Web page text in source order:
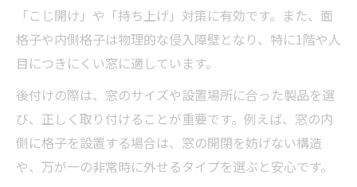
「こじ開け」や「持ち上げ」対策に有効です。また、面
格子や内側格子は物理的な侵入障壁となり、特に1階や人
目につきにくい窓に適しています。
後付けの際は、窓のサイズや設置場所に合った製品を選
び、正しく取り付けることが重要です。例えば、窓の内
側に格子を設置する場合は、窓の開閉を妨げない構造
や、万が一の非常時に外せるタイプを選ぶと安心です。